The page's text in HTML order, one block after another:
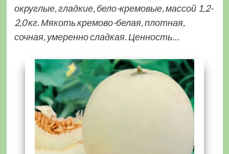
округлые, гладкие, бело-кремовые, массой 1,2-
2,0 кг. Мякоть кремово-белая, плотная,
сочная, умеренно сладкая. Ценность…